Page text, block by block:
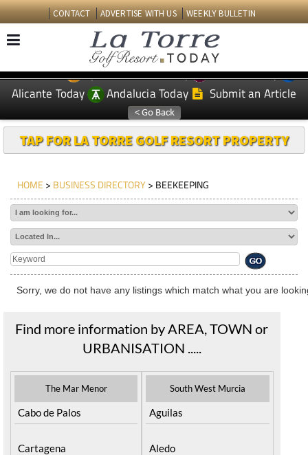
CONTACT ADVERTISE WITH US WEEKLY BULLETIN
EDITIONS: Spanish News Today
Murcia Today
Alicante Today
Andalucia Today Submit an Article
TAP FOR LA TORRE GOLF RESORT PROPERTY
HOME > BUSINESS DIRECTORY> BEEKEEPING
Sorry, we do not have any listings which match what you are
Find more information by AREA, TOWN or
URBANISATION .....
The Mar Menor
Cabo de Palos
Cartagena
South West Murcia
Aguilas
Aledo